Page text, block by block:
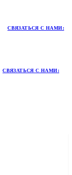
СВЯЗАТЬСЯ С НАМИ:
СВЯЗАТЬСЯ С НАМИ: